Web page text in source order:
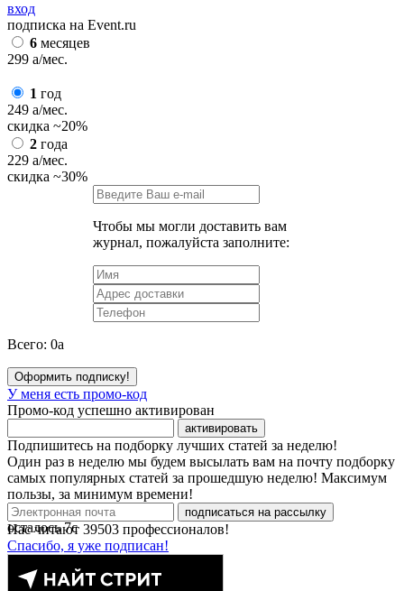
вход
подписка на Event.ru
6 месяцев
299 a/мес.
1 год
249 a/мес.
скидка ~20%
2 года
229 a/мес.
скидка ~30%
Чтобы мы могли доставить вам
журнал, пожалуйста заполните:
Всего: 0a
Оформить подписку!
У меня есть промо-код
Промо-код успешно активирован
активировать
Подпишитесь на подборку лучших статей за неделю!
Один раз в неделю мы будем высылать вам на почту подборку
самых популярных статей за прошедшую неделю! Максимум
пользы, за минимум времени!
подписаться на рассылку
Нас читают 39503 профессионалов!
Спасибо, я уже подписан!
осталось7с